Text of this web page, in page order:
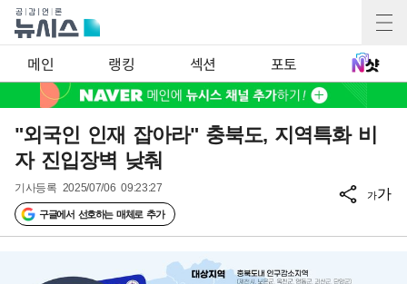
메인 랭킹 섹션 포토
"외국인 인재 잡아라" 충북도, 지역특화 비
자 진입장벽 낮춰
기사등록 2025/07/06 09:23:27
구글에서 선호하는 매체로 추가
가가